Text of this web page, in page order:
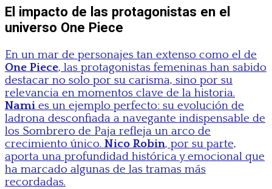
El impacto de las protagonistas en el
universo One Piece
En un mar de personajes tan extenso como el de
One Piece, las protagonistas femeninas han sabido
destacar no solo por su carisma, sino por su
relevancia en momentos clave de la historia.
Nami es un ejemplo perfecto: su evolución de
ladrona desconfiada a navegante indispensable de
los Sombrero de Paja refleja un arco de
crecimiento único. Nico Robin, por su parte,
aporta una profundidad histórica y emocional que
ha marcado algunas de las tramas más
recordadas.